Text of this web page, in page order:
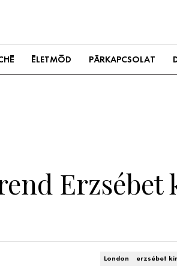
ÉLETMÓD PÁRKAPCSOLAT
London erzsébet